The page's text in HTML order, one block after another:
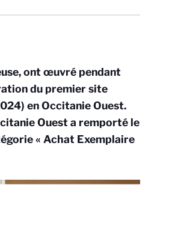
ont œuvré pendant
du premier site
en Occitanie Ouest.
Ouest a remporté le
« Achat Exemplaire